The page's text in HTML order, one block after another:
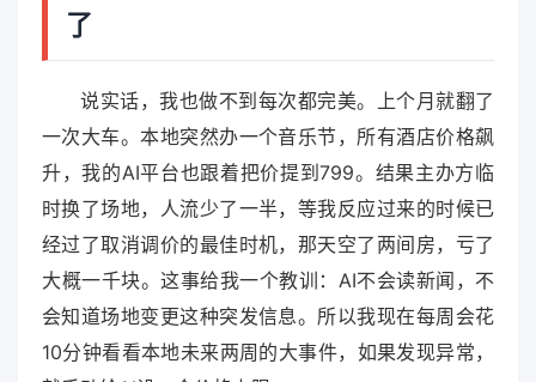
了
说实话，我也做不到每次都完美。上个月就翻了
一次大车。本地突然办一个音乐节，所有酒店价格飙
升，我的AI平台也跟着把价提到799。结果主办方临
时换了场地，人流少了一半，等我反应过来的时候已
经过了取消调价的最佳时机，那天空了两间房，亏了
大概一千块。这事给我一个教训：AI不会读新闻，不
会知道场地变更这种突发信息。所以我现在每周会花
10分钟看看本地未来两周的大事件，如果发现异常，